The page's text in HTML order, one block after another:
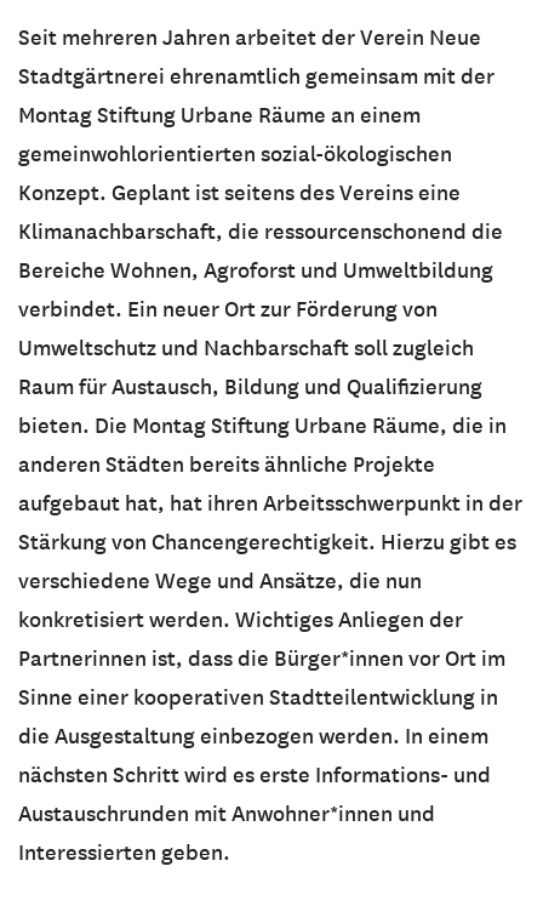
Seit mehreren Jahren arbeitet der Verein Neue
Stadtgärtnerei ehrenamtlich gemeinsam mit der
Montag Stiftung Urbane Räume an einem
gemeinwohlorientierten sozial-ökologischen
Konzept. Geplant ist seitens des Vereins eine
Klimanachbarschaft, die ressourcenschonend die
Bereiche Wohnen, Agroforst und Umweltbildung
verbindet. Ein neuer Ort zur Förderung von
Umweltschutz und Nachbarschaft soll zugleich
Raum für Austausch, Bildung und Qualifizierung
bieten. Die Montag Stiftung Urbane Räume, die in
anderen Städten bereits ähnliche Projekte
aufgebaut hat, hat ihren Arbeitsschwerpunkt in der
Stärkung von Chancengerechtigkeit. Hierzu gibt es
verschiedene Wege und Ansätze, die nun
konkretisiert werden. Wichtiges Anliegen der
Partnerinnen ist, dass die Bürger*innen vor Ort im
Sinne einer kooperativen Stadtteilentwicklung in
die Ausgestaltung einbezogen werden. In einem
nächsten Schritt wird es erste Informations- und
Austauschrunden mit Anwohner*innen und
Interessierten geben.